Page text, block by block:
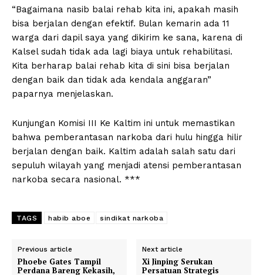
“Bagaimana nasib balai rehab kita ini, apakah masih
bisa berjalan dengan efektif. Bulan kemarin ada 11
warga dari dapil saya yang dikirim ke sana, karena di
Kalsel sudah tidak ada lagi biaya untuk rehabilitasi.
Kita berharap balai rehab kita di sini bisa berjalan
dengan baik dan tidak ada kendala anggaran”
paparnya menjelaskan.
Kunjungan Komisi III Ke Kaltim ini untuk memastikan
bahwa pemberantasan narkoba dari hulu hingga hilir
berjalan dengan baik. Kaltim adalah salah satu dari
sepuluh wilayah yang menjadi atensi pemberantasan
narkoba secara nasional. ***
TAGS habib aboe sindikat narkoba
Previous article
Phoebe Gates Tampil
Perdana Bareng Kekasih,
Next article
Xi Jinping Serukan
Persatuan Strategis